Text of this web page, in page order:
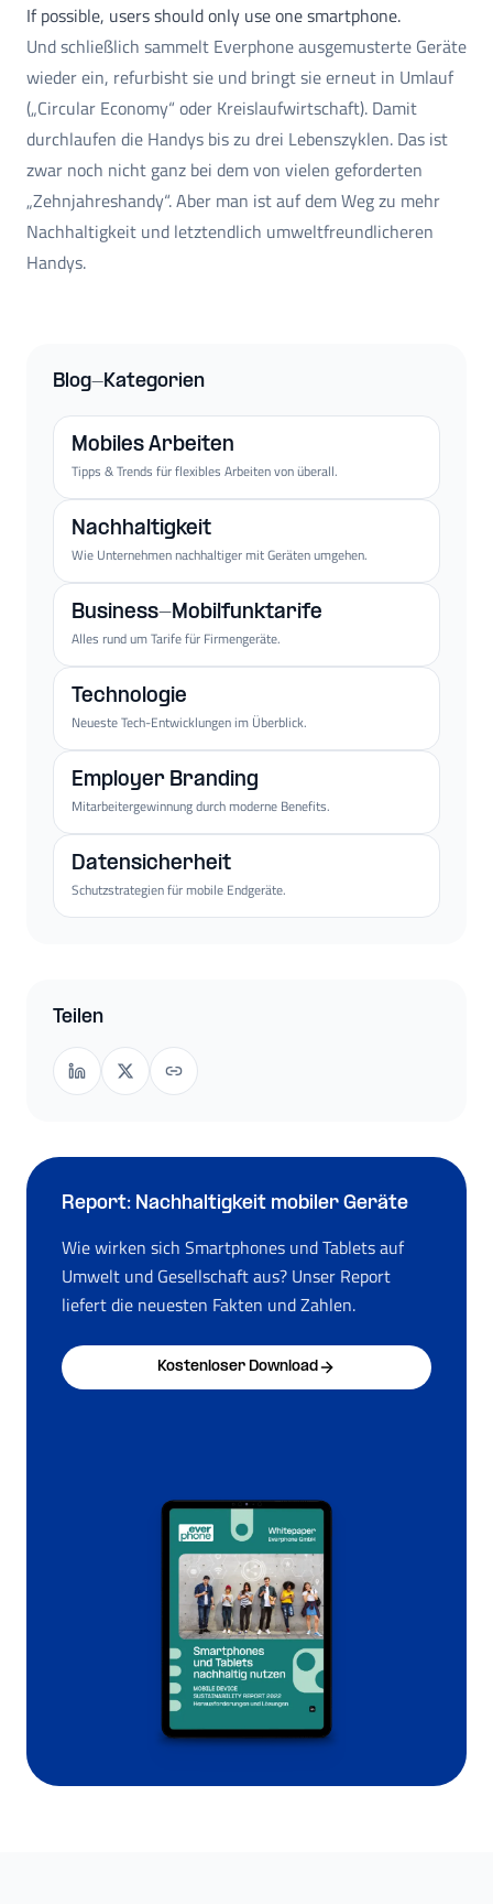
If possible, users should only use one smartphone.
Und schließlich sammelt Everphone ausgemusterte Geräte
wieder ein, refurbisht sie und bringt sie erneut in Umlauf
(„Circular Economy“ oder Kreislaufwirtschaft). Damit
durchlaufen die Handys bis zu drei Lebenszyklen. Das ist
zwar noch nicht ganz bei dem von vielen geforderten
„Zehnjahreshandy“. Aber man ist auf dem Weg zu mehr
Nachhaltigkeit und letztendlich umweltfreundlicheren
Handys.
Blog-Kategorien
Mobiles Arbeiten
Tipps & Trends für flexibles Arbeiten von überall.
Nachhaltigkeit
Wie Unternehmen nachhaltiger mit Geräten umgehen.
Business-Mobilfunktarife
Alles rund um Tarife für Firmengeräte.
Technologie
Neueste Tech-Entwicklungen im Überblick.
Employer Branding
Mitarbeitergewinnung durch moderne Benefits.
Datensicherheit
Schutzstrategien für mobile Endgeräte.
Teilen
Report: Nachhaltigkeit mobiler Geräte
Wie wirken sich Smartphones und Tablets auf
Umwelt und Gesellschaft aus? Unser Report
liefert die neuesten Fakten und Zahlen.
Kostenloser Download